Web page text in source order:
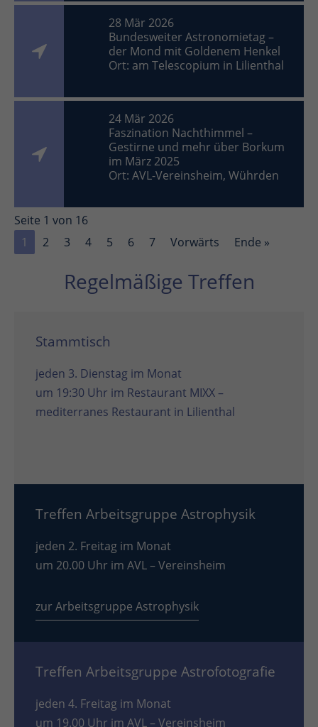
28 Mär 2026
Bundesweiter Astronomietag –
der Mond mit Goldenem Henkel
Ort: am Telescopium in Lilienthal
24 Mär 2026
Faszination Nachthimmel –
Gestirne und mehr über Borkum
im März 2025
Ort: AVL-Vereinsheim, Wührden
Seite 1 von 16
1
2 3 4 5 6 7 Vorwärts Ende »
Regelmäßige Treffen
Stammtisch
jeden 3. Dienstag im Monat
um 19:30 Uhr im Restaurant MIXX –
mediterranes Restaurant in Lilienthal
Treffen Arbeitsgruppe Astrophysik
jeden 2. Freitag im Monat
um 20.00 Uhr im AVL – Vereinsheim
zur Arbeitsgruppe Astrophysik
Treffen Arbeitsgruppe Astrofotografie
jeden 4. Freitag im Monat
um 19.00 Uhr im AVL – Vereinsheim